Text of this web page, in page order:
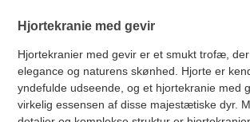
Hjortekranie med gevir
Hjortekranier med gevir er et smukt trofæ,
elegance og naturens skønhed. Hjorte er
yndefulde udseende, og et hjortekranie med
virkelig essensen af disse majestætiske dyr.